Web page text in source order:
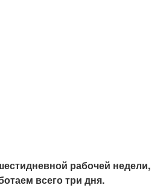
рабочей недели,
всего три дня.